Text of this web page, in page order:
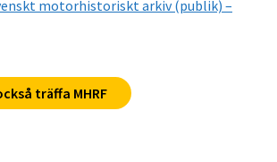
motorhistoriskt arkiv (publik) –
träffa MHRF